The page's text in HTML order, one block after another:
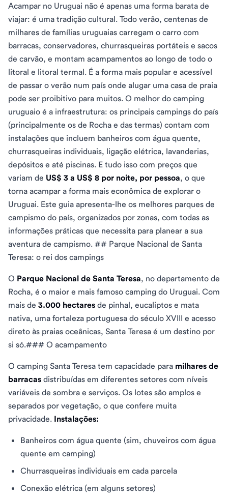
Acampar no Uruguai não é apenas uma forma barata de
viajar: é uma tradição cultural. Todo verão, centenas de
milhares de famílias uruguaias carregam o carro com
barracas, conservadores, churrasqueiras portáteis e sacos
de carvão, e montam acampamentos ao longo de todo o
litoral e litoral termal. É a forma mais popular e acessível
de passar o verão num país onde alugar uma casa de praia
pode ser proibitivo para muitos. O melhor do camping
uruguaio é a infraestrutura: os principais campings do país
(principalmente os de Rocha e das termas) contam com
instalações que incluem banheiros com água quente,
churrasqueiras individuais, ligação elétrica, lavanderias,
depósitos e até piscinas. E tudo isso com preços que
variam de US$ 3 a US$ 8 por noite, por pessoa, o que
torna acampar a forma mais econômica de explorar o
Uruguai. Este guia apresenta-lhe os melhores parques de
campismo do país, organizados por zonas, com todas as
informações práticas que necessita para planear a sua
aventura de campismo. ## Parque Nacional de Santa
Teresa: o rei dos campings
O Parque Nacional de Santa Teresa, no departamento de
Rocha, é o maior e mais famoso camping do Uruguai. Com
mais de 3.000 hectares de pinhal, eucaliptos e mata
nativa, uma fortaleza portuguesa do século XVIII e acesso
direto às praias oceânicas, Santa Teresa é um destino por
si só.### O acampamento
O camping Santa Teresa tem capacidade para milhares de
barracas distribuídas em diferentes setores com níveis
variáveis de sombra e serviços. Os lotes são amplos e
separados por vegetação, o que confere muita
privacidade. Instalações:
Banheiros com água quente (sim, chuveiros com água
quente em camping)
Churrasqueiras individuais em cada parcela
Conexão elétrica (em alguns setores)